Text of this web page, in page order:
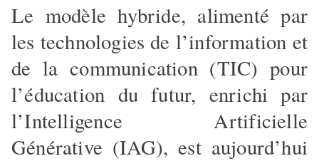
Le modèle hybride, alimenté par
les technologies de l’information et
de la communication (TIC) pour
l’éducation du futur, enrichi par
l’Intelligence Artificielle
Générative (IAG), est aujourd’hui